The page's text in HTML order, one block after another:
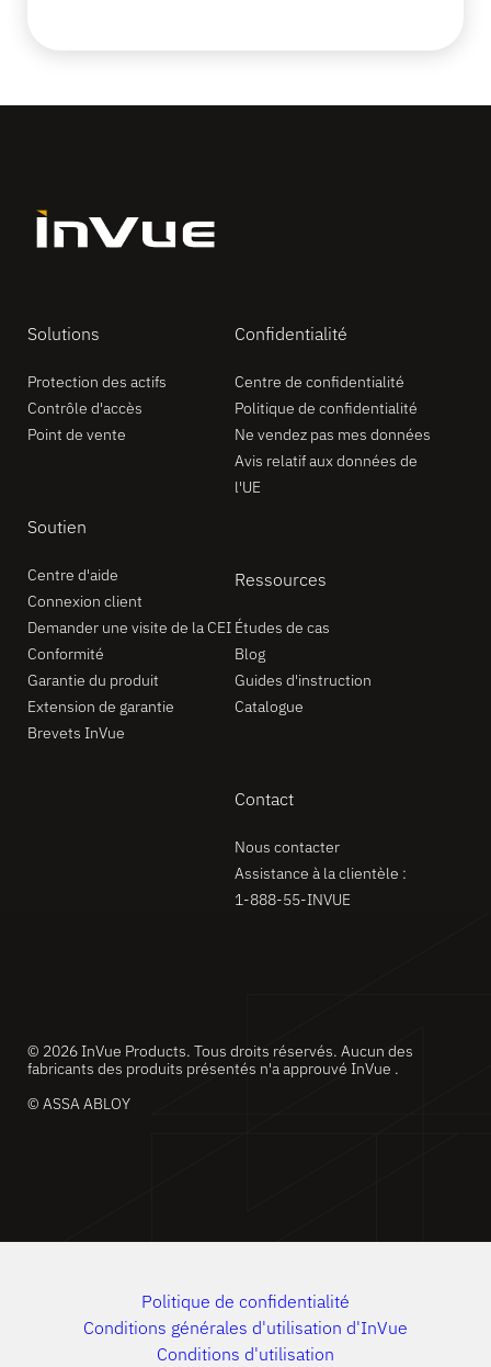
Solutions
Protection des actifs
Contrôle d'accès
Point de vente
Soutien
Centre d'aide
Connexion client
Demander une visite de la CEI
Conformité
Garantie du produit
Extension de garantie
Brevets InVue
Confidentialité
Centre de confidentialité
Politique de confidentialité
Ne vendez pas mes données
Avis relatif aux données de
l'UE
Ressources
Études de cas
Blog
Guides d'instruction
Catalogue
Contact
Nous contacter
Assistance à la clientèle :
1-888-55-INVUE
© 2026 InVue Products. Tous droits réservés. Aucun des
fabricants des produits présentés n'a approuvé InVue .
© ASSA ABLOY
Politique de confidentialité
Conditions générales d'utilisation d'InVue
Conditions d'utilisation